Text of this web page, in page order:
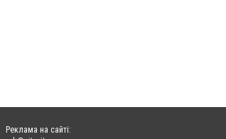
Реклама на сайті: